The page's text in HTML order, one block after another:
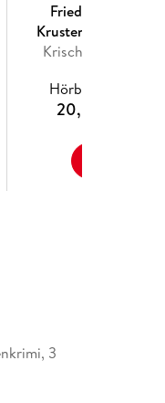
Friedhof der
Krustentiere. Ein
Küstenkrimi
Krischan Koch
Hörbuch CD
20,00 €
3